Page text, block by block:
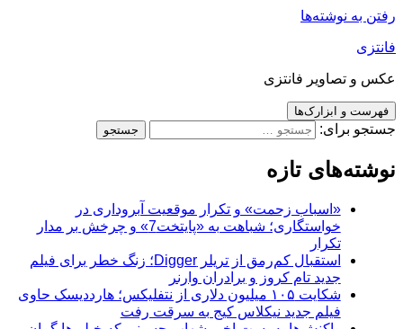
رفتن به نوشته‌ها
فانتزی
عکس و تصاویر فانتزی
فهرست و ابزارک‌ها
جستجو برای:
نوشته‌های تازه
«اسباب زحمت» و تکرار موقعیت آبروداری در
خواستگاری؛ شباهت به «پایتخت7» و چرخش بر مدار
تکرار
استقبال کم‌رمق از تریلر Digger؛ زنگ خطر برای فیلم
جدید تام کروز و برادران وارنر
شکایت ۱۰۵ میلیون دلاری از نتفلیکس؛ هارددیسک حاوی
فیلم جدید نیکلاس کیج به سرقت رفت